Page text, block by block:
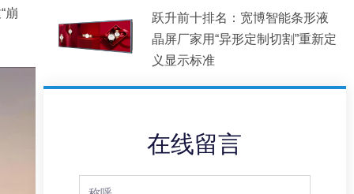
崩
跃升前十排名：宽博智能条形液
晶屏厂家用“异形定制切割”重新定
义显示标准
在线留言
Full